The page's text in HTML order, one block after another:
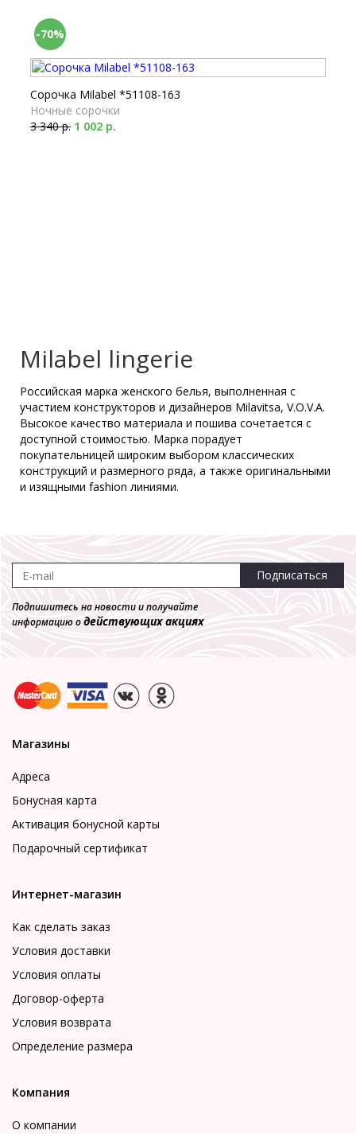
-70%
Сорочка Milabel *51108-163
Ночные сорочки
3 340 р. 1 002 р.
Milabel lingerie
Российская марка женского белья, выполненная с
участием конструкторов и дизайнеров Milavitsa, V.O.V.A.
Высокое качество материала и пошива сочетается с
доступной стоимостью. Марка порадует
покупательницей широким выбором классических
конструкций и размерного ряда, а также оригинальными
и изящными fashion линиями.
Подписаться
Подпишитесь на новости и получайте
информацию одействующих акциях
Магазины
Адреса
Бонусная карта
Активация бонусной карты
Подарочный сертификат
Интернет-магазин
Как сделать заказ
Условия доставки
Условия оплаты
Договор-оферта
Условия возврата
Определение размера
Компания
О компании